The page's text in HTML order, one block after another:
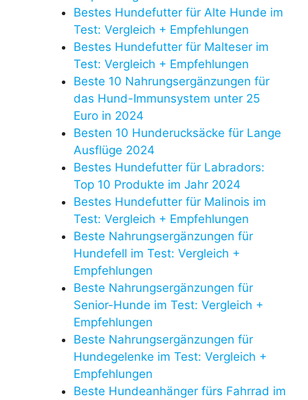
Bestes Hundefutter für Alte Hunde im
Test: Vergleich + Empfehlungen
Bestes Hundefutter für Malteser im
Test: Vergleich + Empfehlungen
Beste 10 Nahrungsergänzungen für
das Hund-Immunsystem unter 25
Euro in 2024
Besten 10 Hunderucksäcke für Lange
Ausflüge 2024
Bestes Hundefutter für Labradors:
Top 10 Produkte im Jahr 2024
Bestes Hundefutter für Malinois im
Test: Vergleich + Empfehlungen
Beste Nahrungsergänzungen für
Hundefell im Test: Vergleich +
Empfehlungen
Beste Nahrungsergänzungen für
Senior-Hunde im Test: Vergleich +
Empfehlungen
Beste Nahrungsergänzungen für
Hundegelenke im Test: Vergleich +
Empfehlungen
Beste Hundeanhänger fürs Fahrrad im